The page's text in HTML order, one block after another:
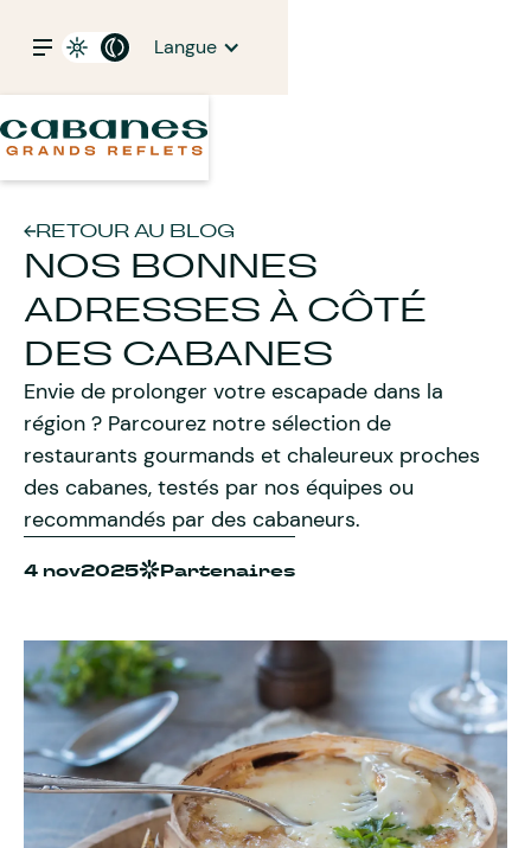
Langue
RETOUR AU BLOG
NOS BONNES
ADRESSES À CÔTÉ
DES CABANES
Envie de prolonger votre escapade dans la
région ? Parcourez notre sélection de
restaurants gourmands et chaleureux proches
des cabanes, testés par nos équipes ou
recommandés par des cabaneurs.
4 nov2025 Partenaires